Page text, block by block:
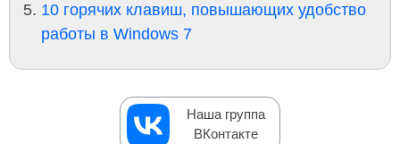
10 горячих клавиш, повышающих удобство
работы в Windows 7
Наша группа
ВКонтакте